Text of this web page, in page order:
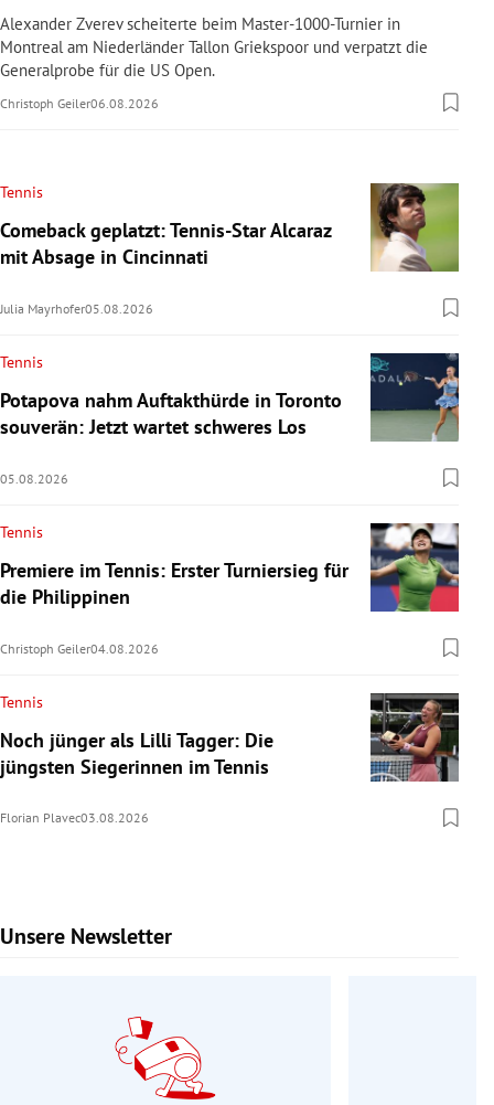
Alexander Zverev scheiterte beim Master-1000-Turnier in
Montreal am Niederländer Tallon Griekspoor und verpatzt die
Generalprobe für die US Open.
Christoph Geiler06.08.2026
Tennis
Comeback geplatzt: Tennis-Star Alcaraz
mit Absage in Cincinnati
Julia Mayrhofer05.08.2026
Tennis
Potapova nahm Auftakthürde in Toronto
souverän: Jetzt wartet schweres Los
05.08.2026
Tennis
Premiere im Tennis: Erster Turniersieg für
die Philippinen
Christoph Geiler04.08.2026
Tennis
Noch jünger als Lilli Tagger: Die
jüngsten Siegerinnen im Tennis
Florian Plavec03.08.2026
Unsere Newsletter
Slide 1 von 9